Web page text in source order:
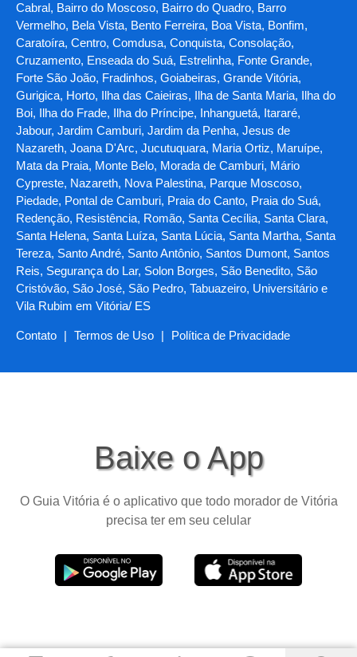
Cabral, Bairro do Moscoso, Bairro do Quadro, Barro
Vermelho, Bela Vista, Bento Ferreira, Boa Vista, Bonfim,
Caratoíra, Centro, Comdusa, Conquista, Consolação,
Cruzamento, Enseada do Suá, Estrelinha, Fonte Grande,
Forte São João, Fradinhos, Goiabeiras, Grande Vitória,
Gurigica, Horto, Ilha das Caieiras, Ilha de Santa Maria, Ilha do
Boi, Ilha do Frade, Ilha do Príncipe, Inhanguetá, Itararé,
Jabour, Jardim Camburi, Jardim da Penha, Jesus de
Nazareth, Joana D'Arc, Jucutuquara, Maria Ortiz, Maruípe,
Mata da Praia, Monte Belo, Morada de Camburi, Mário
Cypreste, Nazareth, Nova Palestina, Parque Moscoso,
Piedade, Pontal de Camburi, Praia do Canto, Praia do Suá,
Redenção, Resistência, Romão, Santa Cecília, Santa Clara,
Santa Helena, Santa Luíza, Santa Lúcia, Santa Martha, Santa
Tereza, Santo André, Santo Antônio, Santos Dumont, Santos
Reis, Segurança do Lar, Solon Borges, São Benedito, São
Cristóvão, São José, São Pedro, Tabuazeiro, Universitário e
Vila Rubim em Vitória/ ES
Contato | Termos de Uso | Política de Privacidade
Baixe o App
O Guia Vitória é o aplicativo que todo morador de Vitória
precisa ter em seu celular